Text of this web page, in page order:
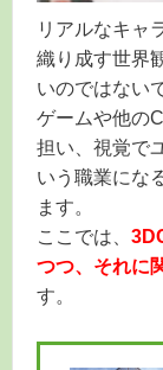
リアルなキャ
織り成す世界
いのではない
ゲームや他の
担い、視覚で
いう職業にな
ます。
ここでは、
つつ、それに
す。